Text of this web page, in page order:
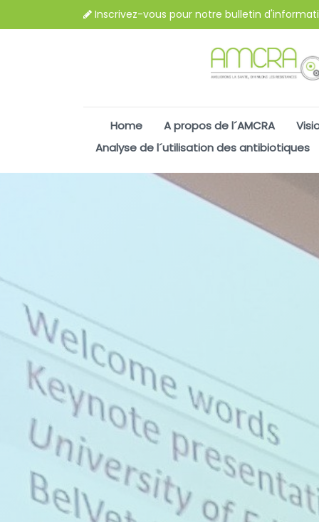
Inscrivez-vous pour notre bulletin
Home A propos de l´AMCRA
Analyse de l´utilisation des antibiotiques